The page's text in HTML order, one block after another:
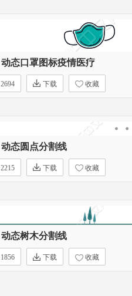
动态口罩图标疫情医疗
2694 下载 收藏
动态圆点分割线
2215 下载 收藏
动态树木分割线
1856 下载 收藏